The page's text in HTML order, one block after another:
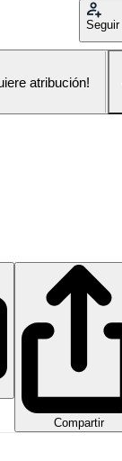
Seguir
atribución!
Compartir